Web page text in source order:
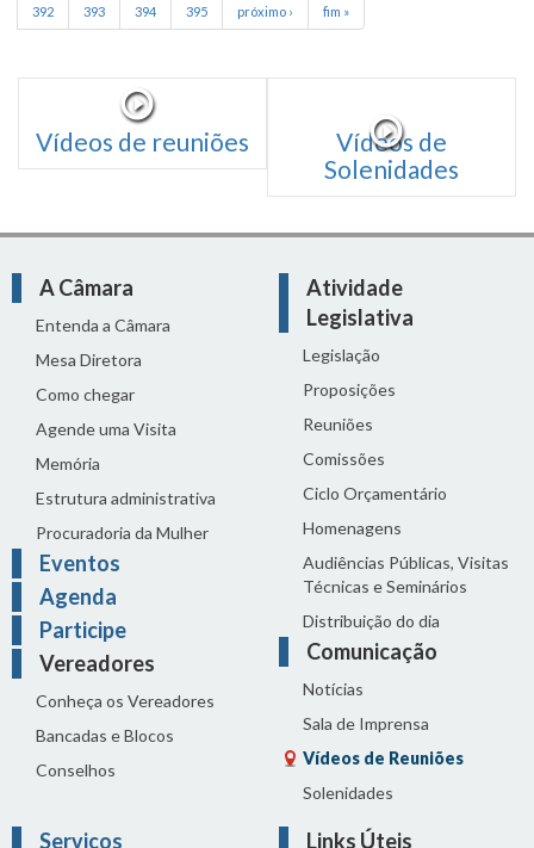
392 393 394 395 próximo › fim »
Vídeos de reuniões
Vídeos de
Solenidades
A Câmara
Entenda a Câmara
Mesa Diretora
Como chegar
Agende uma Visita
Memória
Estrutura administrativa
Procuradoria da Mulher
Eventos
Agenda
Participe
Vereadores
Conheça os Vereadores
Bancadas e Blocos
Conselhos
Atividade
Legislativa
Legislação
Proposições
Reuniões
Comissões
Ciclo Orçamentário
Homenagens
Audiências Públicas, Visitas
Técnicas e Seminários
Distribuição do dia
Comunicação
Notícias
Sala de Imprensa
Vídeos de Reuniões
Solenidades
Serviços Links Úteis